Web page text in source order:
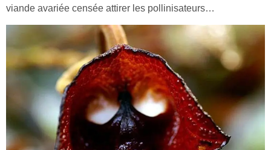
viande avariée censée attirer les pollinisateurs…